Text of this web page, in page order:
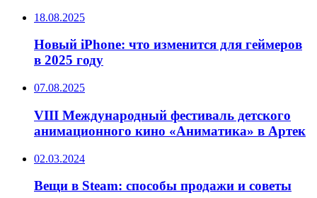
18.08.2025
Новый iPhone: что изменится для геймеров
в 2025 году
07.08.2025
VIII Международный фестиваль детского
анимационного кино «Аниматика» в Артек
02.03.2024
Вещи в Steam: способы продажи и советы